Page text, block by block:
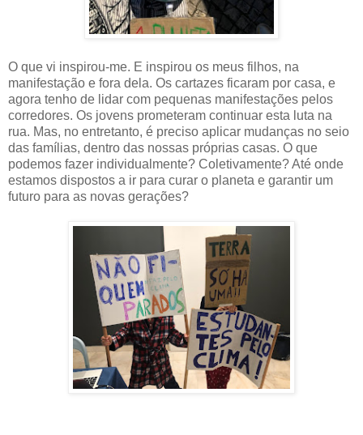
O que vi inspirou-me. E inspirou os meus filhos, na
manifestação e fora dela. Os cartazes ficaram por casa, e
agora tenho de lidar com pequenas manifestações pelos
corredores. Os jovens prometeram continuar esta luta na
rua. Mas, no entretanto, é preciso aplicar mudanças no seio
das famílias, dentro das nossas próprias casas. O que
podemos fazer individualmente? Coletivamente? Até onde
estamos dispostos a ir para curar o planeta e garantir um
futuro para as novas gerações?